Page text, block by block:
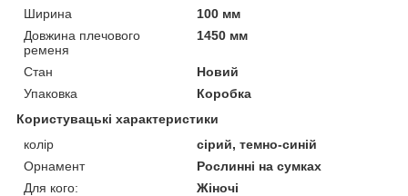
Ширина
100 мм
Довжина плечового
ременя
1450 мм
Стан
Новий
Упаковка
Коробка
Користувацькі характеристики
колір
сірий, темно-синій
Орнамент
Рослинні на сумках
Для кого:
Жіночі